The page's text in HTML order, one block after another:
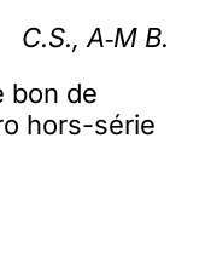
C.S., A‑M B.
bon de
hors-série